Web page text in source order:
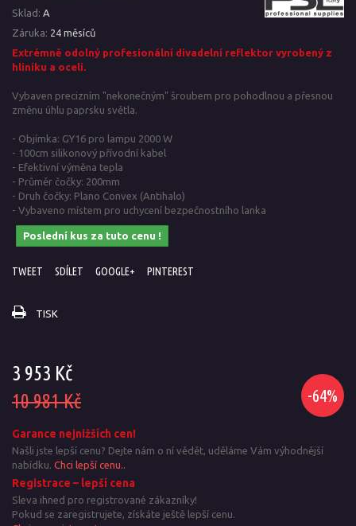
Sklad: A
Záruka: 24 měsíců
Extrémně odolný profesionální divadelní reflektor vyrobený z
hliníku a oceli.
Vybaven precizním "nekonečným" šroubem pro pohodlnou a přesnou
změnu úhlu paprsku světla.
- Objímka: GY16 pro lampu 2000 W
- 100cm silikonový přívodní kabel
- Efektivní výměna tepla
- Průměr čočky: 200mm
- Druh čočky: Plano Convex (Antihalo)
- Vybaveno místem pro uchycení bezpečnostního lanka
Poslední kus za tuto cenu !
TWEET SDÍLET GOOGLE+ PINTEREST
TISK
3 953 Kč
-64%
10 981 Kč
Garance nejnižších cen!
Našli jste lepší cenu? Dejte nám o ní vědět, uděláme Vám výhodnější
nabídku. Chci lepší cenu..
Registrace – lepší cena
Sleva ihned pro registrované zákazníky!
Pokud se zaregistrujete, získáte ještě lepší cenu.